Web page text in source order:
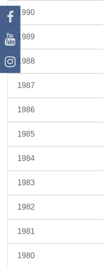
1990
1989
1988
1987
1986
1985
1984
1983
1982
1981
1980